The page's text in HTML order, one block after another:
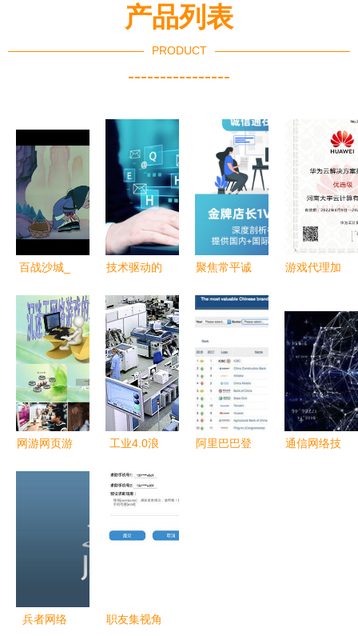
产品列表
PRODUCT
----------------
百战沙城_
_永久0.1折
技术驱动的
云贝网络科
技如何用互
联网技术解
构现代网站
建设与技术
服务
聚焦常平诚
科技公司的
专业之道
游戏代理加
转网络游戏
与技术服务
的商机解析
网游网页游
工业4.0浪
代 制造业
加速迈入智
能工厂时代
阿里巴巴登
通信网络技
兵者网络 职友集视角